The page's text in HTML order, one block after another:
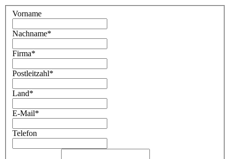
Vorname
Nachname*
Firma*
Postleitzahl*
Land*
E-Mail*
Telefon